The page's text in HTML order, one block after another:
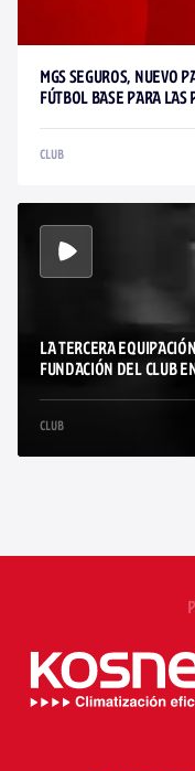
MGS SEGUROS, NUEVO
FÚTBOL BASE PARA LAS
CLUB
LA TERCERA
FUNDACIÓN DEL CLUB
CLUB